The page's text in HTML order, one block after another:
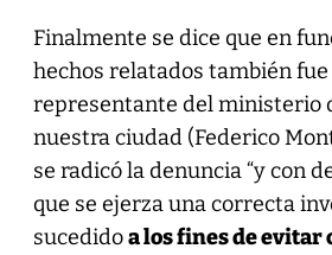
Finalmente se dice que en
hechos relatados también
representante del ministerio
nuestra ciudad (Federico
se radicó la denuncia “y con
que se ejerza una correcta
sucedidoa los fines de evitar